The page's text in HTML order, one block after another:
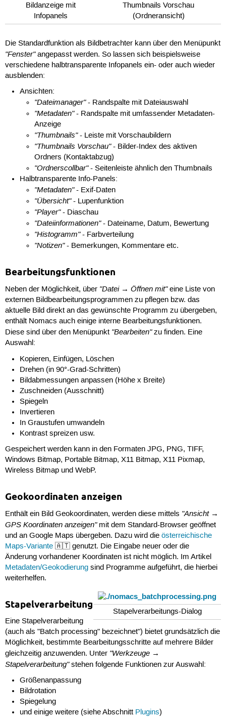
Bildanzeige mit
Infopanels
Thumbnails Vorschau
(Ordneransicht)
Die Standardfunktion als Bildbetrachter kann über den Menüpunkt
"Fenster"angepasst werden. So lassen sich beispielsweise
verschiedene halbtransparente Infopanels ein- oder auch wieder
ausblenden:
Ansichten:
"Dateimanager"- Randspalte mit Dateiauswahl
"Metadaten"- Randspalte mit umfassender Metadaten-
Anzeige
"Thumbnails"- Leiste mit Vorschaubildern
"Thumbnails Vorschau"- Bilder-Index des aktiven
Ordners (Kontaktabzug)
"Ordnerscollbar"- Seitenleiste ähnlich den Thumbnails
Halbtransparente Info-Panels:
"Metadaten"- Exif-Daten
"Übersicht"- Lupenfunktion
"Player"- Diaschau
"Dateiinformationen"- Dateiname, Datum, Bewertung
"Histogramm"- Farbverteilung
"Notizen"- Bemerkungen, Kommentare etc.
Bearbeitungsfunktionen
Neben der Möglichkeit, über "Datei → Öffnen mit"eine Liste von
externen Bildbearbeitungsprogrammen zu pflegen bzw. das
aktuelle Bild direkt an das gewünschte Programm zu übergeben,
enthält Nomacs auch einige interne Bearbeitungsfunktionen.
Diese sind über den Menüpunkt "Bearbeiten"zu finden. Eine
Auswahl:
Kopieren, Einfügen, Löschen
Drehen (in 90°-Grad-Schritten)
Bildabmessungen anpassen (Höhe x Breite)
Zuschneiden (Ausschnitt)
Spiegeln
Invertieren
In Graustufen umwandeln
Kontrast spreizen usw.
Gespeichert werden kann in den Formaten JPG, PNG, TIFF,
Windows Bitmap, Portable Bitmap, X11 Bitmap, X11 Pixmap,
Wireless Bitmap und WebP.
Geokoordinaten anzeigen
Enthält ein Bild Geokoordinaten, werden diese mittels "Ansicht →
GPS Koordinaten anzeigen"mit dem Standard-Browser geöffnet
und an Google Maps übergeben. Dazu wird die österreichische
Maps-Variante🇦🇹 genutzt. Die Eingabe neuer oder die
Änderung vorhandener Koordinaten ist nicht möglich. Im Artikel
Metadaten/Geokodierungsind Programme aufgeführt, die hierbei
weiterhelfen.
Stapelverarbeitungs-Dialog
Stapelverarbeitung
Eine Stapelverarbeitung
(auch als "Batch processing" bezeichnet") bietet grundsätzlich die
Möglichkeit, bestimmte Bearbeitungsschritte auf mehrere Bilder
gleichzeitig anzuwenden. Unter "Werkzeuge →
Stapelverarbeitung"stehen folgende Funktionen zur Auswahl:
Größenanpassung
Bildrotation
Spiegelung
und einige weitere (siehe Abschnitt Plugins)